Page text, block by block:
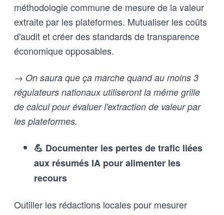
méthodologie commune de mesure de la valeur
extraite par les plateformes. Mutualiser les coûts
d'audit et créer des standards de transparence
économique opposables.
→ On saura que ça marche quand au moins 3
régulateurs nationaux utiliseront la même grille
de calcul pour évaluer l'extraction de valeur par
les plateformes.
💪 Documenter les pertes de trafic liées
aux résumés IA pour alimenter les
recours
Outiller les rédactions locales pour mesurer